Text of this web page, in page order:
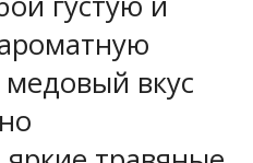
медовый вкус